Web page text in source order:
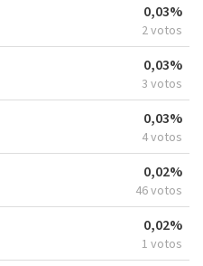
0,03%
2 votos
0,03%
3 votos
0,03%
4 votos
0,02%
46 votos
0,02%
1 votos